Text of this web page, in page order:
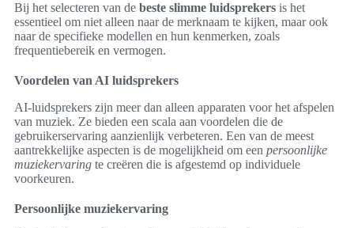
Bij het selecteren van de beste slimme luidsprekers is het
essentieel om niet alleen naar de merknaam te kijken, maar ook
naar de specifieke modellen en hun kenmerken, zoals
frequentiebereik en vermogen.
Voordelen van AI luidsprekers
AI-luidsprekers zijn meer dan alleen apparaten voor het afspelen
van muziek. Ze bieden een scala aan voordelen die de
gebruikerservaring aanzienlijk verbeteren. Een van de meest
aantrekkelijke aspecten is de mogelijkheid om een persoonlijke
muziekervaring te creëren die is afgestemd op individuele
voorkeuren.
Persoonlijke muziekervaring